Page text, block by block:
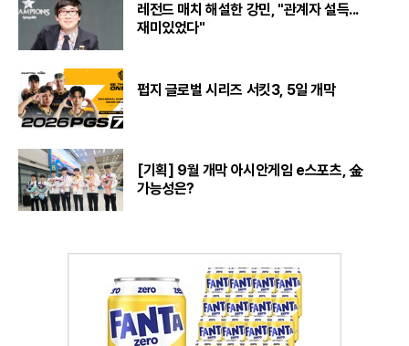
레전드 매치 해설한 강민, "관계자 설득...
재미있었다"
펍지 글로벌 시리즈 서킷3, 5일 개막
[기획] 9월 개막 아시안게임 e스포츠, 金
가능성은?